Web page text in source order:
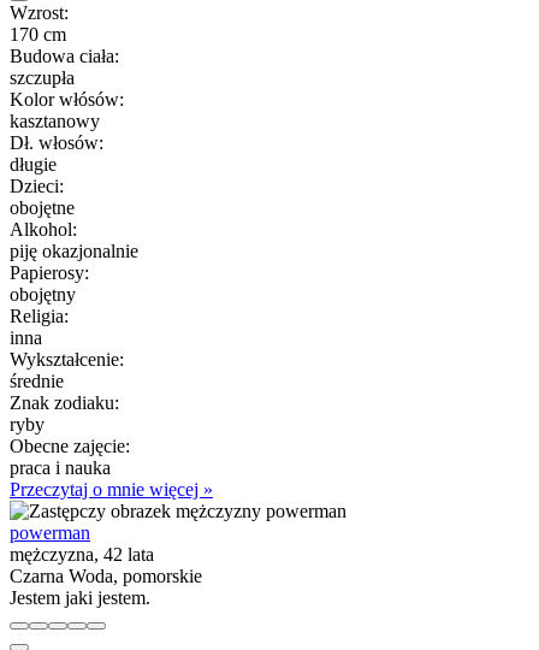
Wzrost:
170 cm
Budowa ciała:
szczupła
Kolor włósów:
kasztanowy
Dł. włosów:
długie
Dzieci:
obojętne
Alkohol:
piję okazjonalnie
Papierosy:
obojętny
Religia:
inna
Wykształcenie:
średnie
Znak zodiaku:
ryby
Obecne zajęcie:
praca i nauka
Przeczytaj o mnie więcej »
powerman
mężczyzna, 42 lata
Czarna Woda, pomorskie
Jestem jaki jestem.